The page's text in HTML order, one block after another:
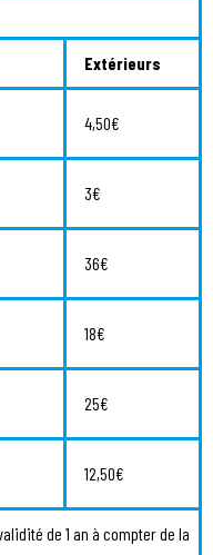
Extérieurs
4,50€
3€
36€
18€
25€
12,50€
de 1 an à compter de la